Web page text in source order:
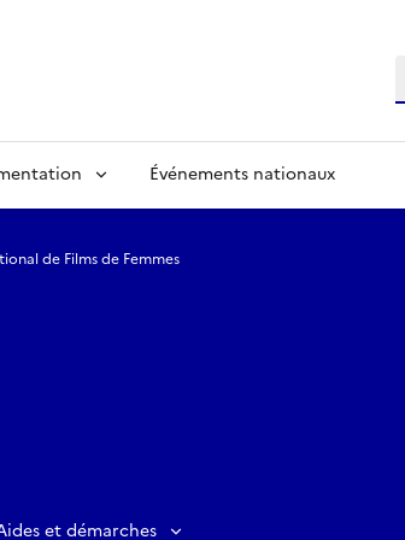
Événements nationaux
de Films de Femmes
et démarches